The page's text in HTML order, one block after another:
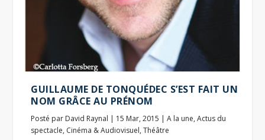
GUILLAUME DE TONQUÉDEC S’EST FAIT UN
NOM GRÂCE AU PRÉNOM
Posté par David Raynal | 15 Mar, 2015 |A la une,Actus du
spectacle, Cinéma & Audiovisuel,Théâtre